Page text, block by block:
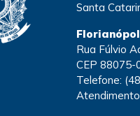
Santa
Rua Fúlvio
CEP 88075-
Telefone:
Atendimento